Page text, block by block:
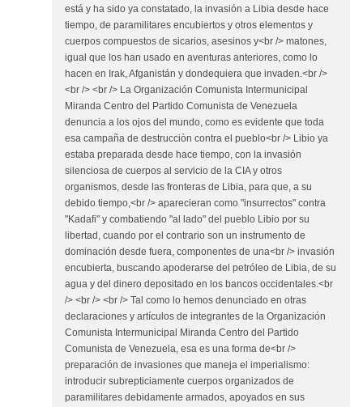
está y ha sido ya constatado, la invasión a Libia desde hace
tiempo, de paramilitares encubiertos y otros elementos y
cuerpos compuestos de sicarios, asesinos y<br /> matones,
igual que los han usado en aventuras anteriores, como lo
hacen en Irak, Afganistán y dondequiera que invaden.<br />
<br /> <br /> La Organización Comunista Intermunicipal
Miranda Centro del Partido Comunista de Venezuela
denuncia a los ojos del mundo, como es evidente que toda
esa campaña de destrucciòn contra el pueblo<br /> Libio ya
estaba preparada desde hace tiempo, con la invasión
silenciosa de cuerpos al servicio de la CIA y otros
organismos, desde las fronteras de Libia, para que, a su
debido tiempo,<br /> aparecieran como "insurrectos" contra
"Kadafi" y combatiendo "al lado" del pueblo Libio por su
libertad, cuando por el contrario son un instrumento de
dominación desde fuera, componentes de una<br /> invasión
encubierta, buscando apoderarse del petróleo de Libia, de su
agua y del dinero depositado en los bancos occidentales.<br
/> <br /> <br /> Tal como lo hemos denunciado en otras
declaraciones y artículos de integrantes de la Organización
Comunista Intermunicipal Miranda Centro del Partido
Comunista de Venezuela, esa es una forma de<br />
preparación de invasiones que maneja el imperialismo:
introducir subrepticiamente cuerpos organizados de
paramilitares debidamente armados, apoyados en sus